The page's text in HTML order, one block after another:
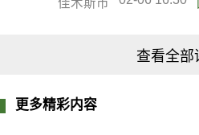
佳木斯市
查看全部
更多精彩内容